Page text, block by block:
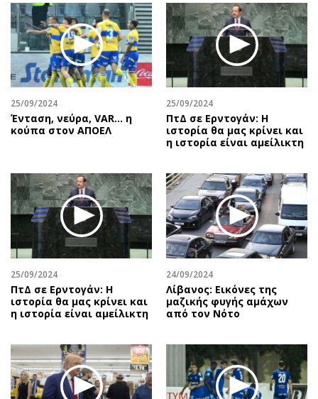
25/09/2024
Ένταση, νεύρα, VAR… η
κούπα στον ΑΠΟΕΛ
25/09/2024
ΠτΔ σε Ερντογάν: Η
ιστορία θα μας κρίνει και
η ιστορία είναι αμείλικτη
25/09/2024
ΠτΔ σε Ερντογάν: Η
ιστορία θα μας κρίνει και
η ιστορία είναι αμείλικτη
24/09/2024
Λίβανος: Εικόνες της
μαζικής φυγής αμάχων
από τον Νότο